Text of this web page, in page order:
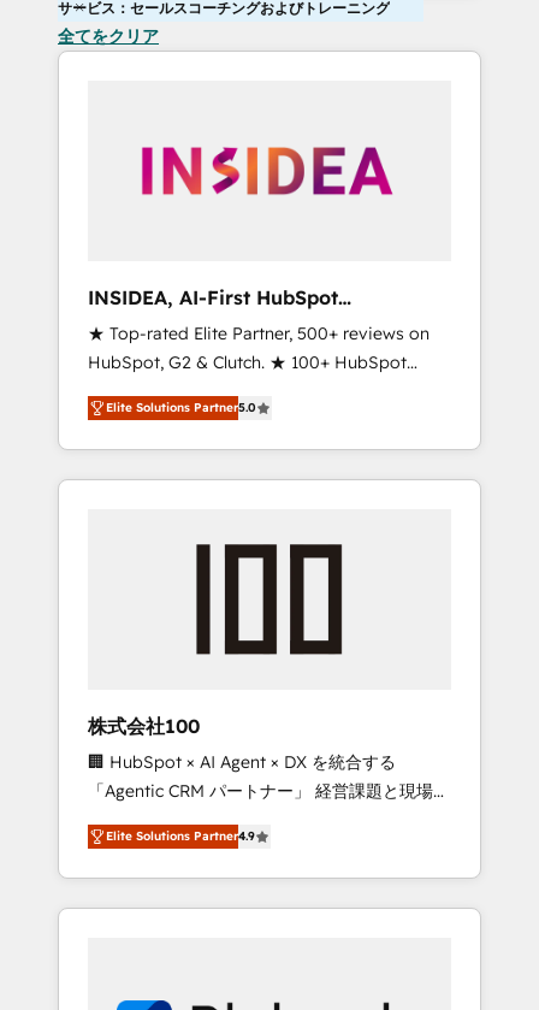
サービス：セールスコーチングおよびトレーニング
全てをクリア
INSIDEA, AI-First HubSpot
Onboarding & RevOps
★ Top-rated Elite Partner, 500+ reviews on
HubSpot, G2 & Clutch. ★ 100+ HubSpot
Certified Experts & Trainers across the team
★ 1,500+ implementations across five
continents ★ AI-First, RevOps-led,
Onboarding obsessed ★ Company of the
engine. We onboard your team, migrate your
from any legacy CRM. Zero downtime, full
data integrity. ➤ Implementation: Configure
HubSpot to run your revenue process. Sales,
marketing, and service wired together. ➤ AI
and Integrations: Layer Breeze AI, custom
agents, and APIs to remove manual work. ➤
Ongoing Management: Monthly tune-ups,
portal? We are built for the work.
Elite Solutions Partner5.0
株式会社100
🏢 HubSpot × AI Agent × DX を統合する
「Agentic CRM パートナー」 経営課題と現場業
務をつなぐAIネイティブ・エージェンシーとし
て、HubSpot Eliteの実装力で顧客フロント業務
を再設計します。 💡 100inc は何をする会社
か？ HubSpotを共通基盤に、AIエージェントを
Elite Solutions Partner4.9